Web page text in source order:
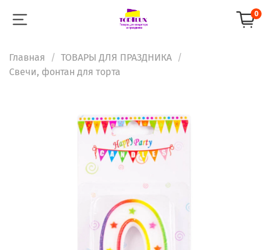
0
Главная
ТОВАРЫ ДЛЯ ПРАЗДНИКА
Свечи, фонтан для торта